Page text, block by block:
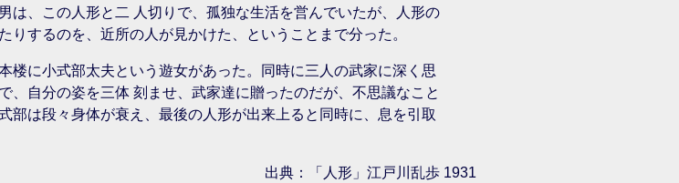
は、この人形と二 人切りで、孤独な生活を営んでいたが、人形の
するのを、近所の人が見かけた、ということまで分った。
楼に小式部太夫という遊女があった。同時に三人の武家に深く思
、自分の姿を三体 刻ませ、武家達に贈ったのだが、不思議なこと
部は段々身体が衰え、最後の人形が出来上ると同時に、息を引取
出典：「人形」江戸川乱歩 1931